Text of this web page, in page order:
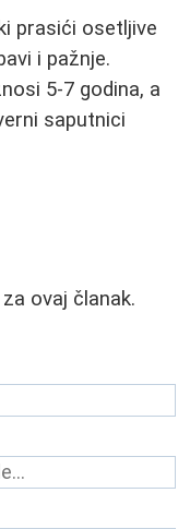
prasići osetljive
i pažnje.
5-7 godina, a
saputnici
ovaj članak.